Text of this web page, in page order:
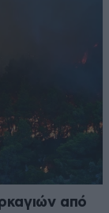
από